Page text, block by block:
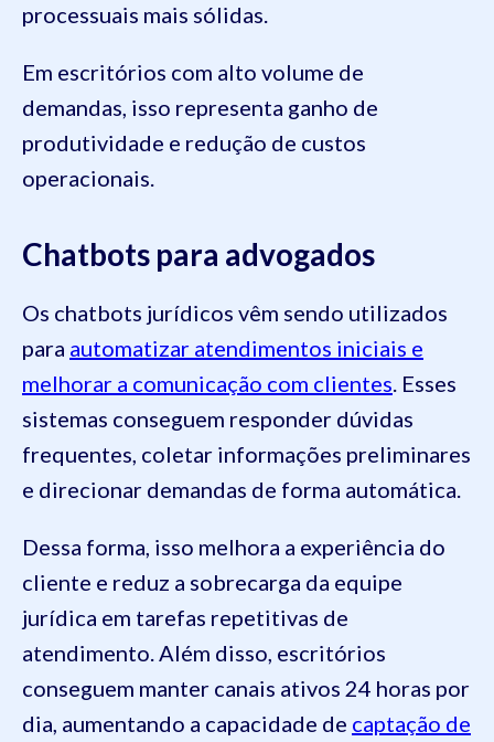
processuais mais sólidas.
Em escritórios com alto volume de
demandas, isso representa ganho de
produtividade e redução de custos
operacionais.
Chatbots para advogados
Os chatbots jurídicos vêm sendo utilizados
para automatizar atendimentos iniciais e
melhorar a comunicação com clientes. Esses
sistemas conseguem responder dúvidas
frequentes, coletar informações preliminares
e direcionar demandas de forma automática.
Dessa forma, isso melhora a experiência do
cliente e reduz a sobrecarga da equipe
jurídica em tarefas repetitivas de
atendimento. Além disso, escritórios
conseguem manter canais ativos 24 horas por
dia, aumentando a capacidade de captação de